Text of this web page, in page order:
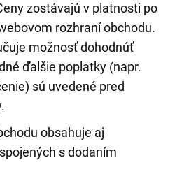
zostávajú v platnosti po
rozhraní obchodu.
možnosť dohodnúť
ďalšie poplatky (napr.
sú uvedené pred
obsahuje aj
s dodaním